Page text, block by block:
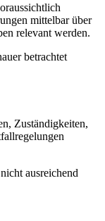
mittelbar über
relevant werden.
betrachtet
Zuständigkeiten,
ausreichend